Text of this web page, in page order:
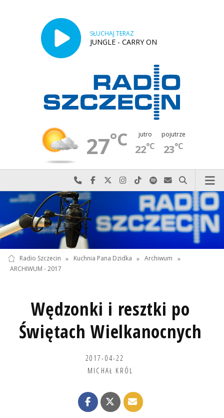
SŁUCHAJ TERAZ
JUNGLE - CARRY ON
27°C jutro
22°C
pojutrze
23°C
Najlepiej po prostu do nas zadzwoń
Odwiedź nas na Facebook-u
Odwiedź nas na X
Odwiedź nas na Instagram-ie
Odwiedź nas na TikTok-u
Szukaj nas na Spotify
Wyślij do nas
Szukaj
Radio Szczecin » Kuchnia Pana Dzidka » Archiwum
»
ARCHIWUM - 2017
Wędzonki i resztki po
Świętach Wielkanocnych
2017-04-22
MICHAŁ KRÓL